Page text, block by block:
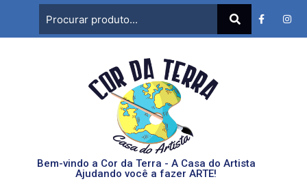
Bem-vindo a Cor da Terra - A Casa do Artista
Ajudando você a fazer ARTE!